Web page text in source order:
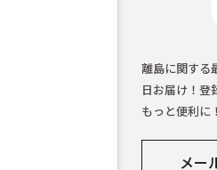
離島に関する
日お届け！登
もっと便利に！
メー